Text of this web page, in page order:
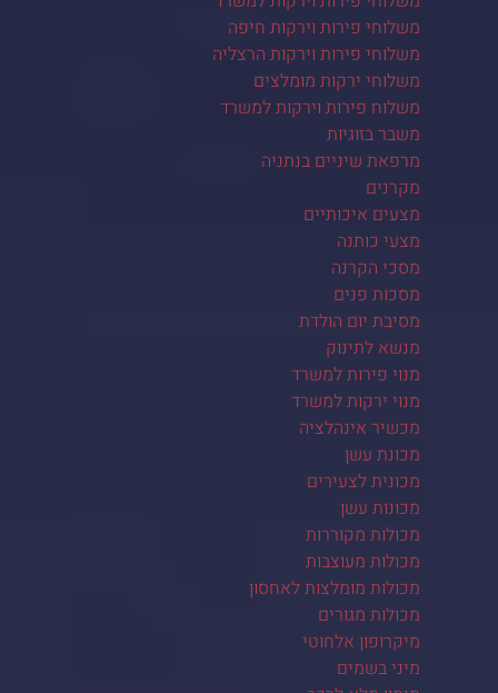
משלוחי פירות וירקות חיפה
משלוחי פירות וירקות הרצליה
משלוחי ירקות מומלצים
משלוח פירות וירקות למשרד
משבר בזוגיות
מרפאת שיניים בנתניה
מקרנים
מצעים איכותיים
מצעי כותנה
מסכי הקרנה
מסכות פנים
מסיבת יום הולדת
מנשא לתינוק
מנוי פירות למשרד
מנוי ירקות למשרד
מכשיר אינהלציה
מכונת עשן
מכונית לצעירים
מכונות עשן
מכולות מקוררות
מכולות מעוצבות
מכולות מומלצות לאחסון
מכולות מגורים
מיקרופון אלחוטי
מיני בשמים